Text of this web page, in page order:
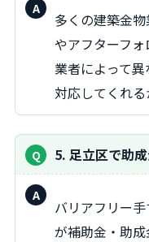
答：
多くの建築金
やアフターフ
業者によって
対応してくれる
5. 足立区で助
答：
バリアフリー
が補助金・助成